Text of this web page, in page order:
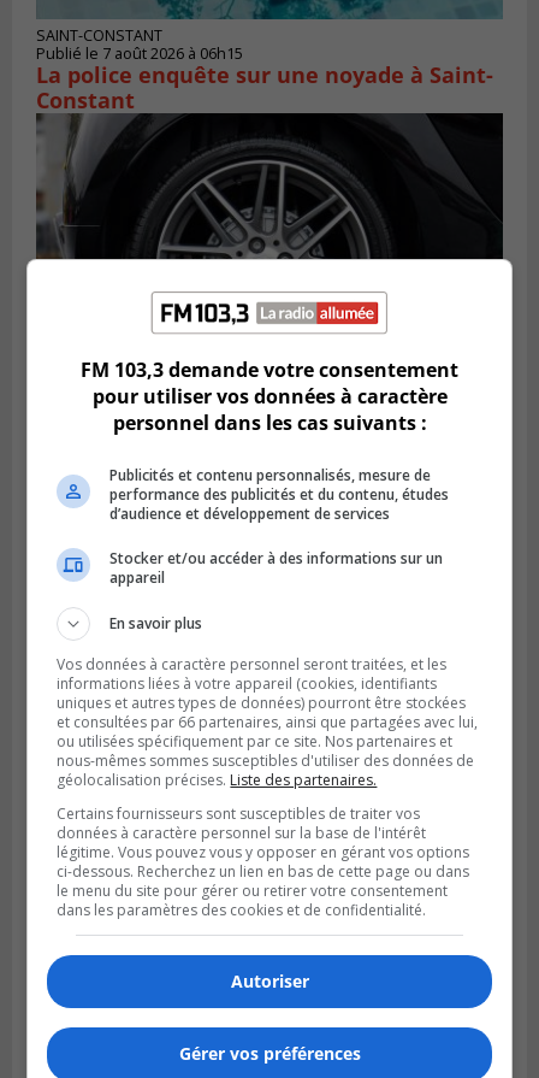
SAINT-CONSTANT
Publié le 7 août 2026 à 06h15
La police enquête sur une noyade à Saint-
Constant
LONGUEUIL
Publié le 6 août 2026 à 11h58
le Défi écrou de roue
Publié le 6 août 2026 à 05h39
La grenade du camping du lac Cristal était
inoffensive
FM 103,3 demande votre consentement
pour utiliser vos données à caractère
personnel dans les cas suivants :
Publicités et contenu personnalisés, mesure de
performance des publicités et du contenu, études
d’audience et développement de services
Stocker et/ou accéder à des informations sur un
appareil
En savoir plus
Vos données à caractère personnel seront traitées, et les
informations liées à votre appareil (cookies, identifiants
uniques et autres types de données) pourront être stockées
et consultées par 66 partenaires, ainsi que partagées avec lui,
ou utilisées spécifiquement par ce site. Nos partenaires et
nous-mêmes sommes susceptibles d'utiliser des données de
géolocalisation précises. Liste des partenaires.
Certains fournisseurs sont susceptibles de traiter vos
données à caractère personnel sur la base de l'intérêt
légitime. Vous pouvez vous y opposer en gérant vos options
ci-dessous. Recherchez un lien en bas de cette page ou dans
le menu du site pour gérer ou retirer votre consentement
dans les paramètres des cookies et de confidentialité.
Autoriser
Gérer vos préférences